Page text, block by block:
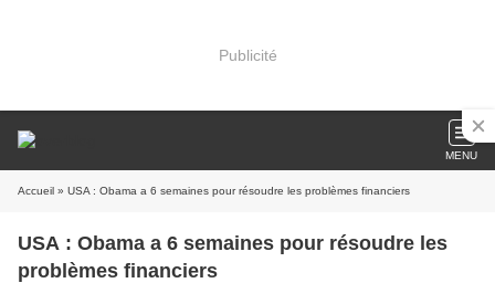
Publicité
MENU
Accueil » USA : Obama a 6 semaines pour résoudre les problèmes financiers
USA : Obama a 6 semaines pour résoudre les
problèmes financiers